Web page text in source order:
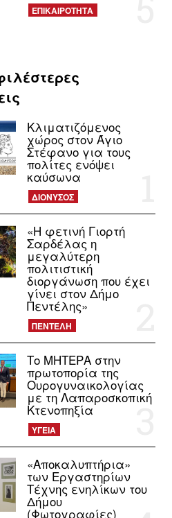
ΕΠΙΚΑΙΡΟΤΗΤΑ
Κλιματιζόμενος
χώρος στον Άγιο
Στέφανο για τους
πολίτες ενόψει
καύσωνα
ΔΙΟΝΥΣΟΣ
«Η φετινή Γιορτή
Σαρδέλας η
μεγαλύτερη
πολιτιστική
διοργάνωση που έχει
γίνει στον Δήμο
Πεντέλης»
ΠΕΝΤΕΛΗ
Το ΜΗΤΕΡΑ στην
πρωτοπορία της
Ουρογυναικολογίας
με τη Λαπαροσκοπική
Κτενοπηξία
ΥΓΕΙΑ
«Αποκαλυπτήρια»
των Εργαστηρίων
Τέχνης ενηλίκων του
Δήμου
(Φωτογραφίες)